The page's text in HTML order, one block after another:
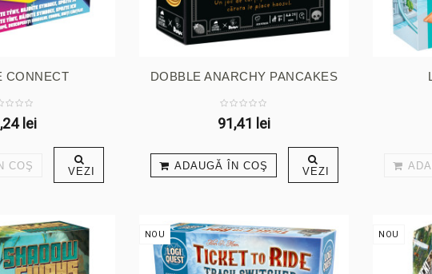
CONNECT
lei
COŞ VEZI
DOBBLE ANARCHY PANCAKES
91,41 lei
ADAUGĂ ÎN COŞ VEZI
NOU NOU